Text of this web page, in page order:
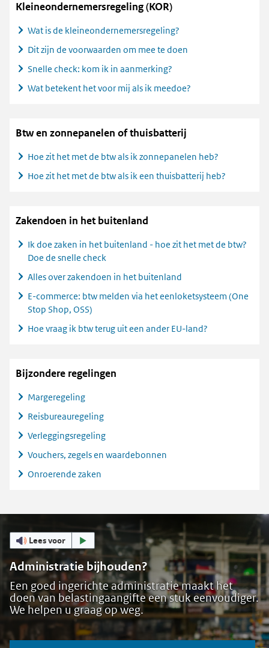
Kleineondernemersregeling (KOR)
Wat is de kleineondernemersregeling?
Dit zijn de voorwaarden om mee te doen
Snelle check: kom ik in aanmerking?
Wat betekent het voor mij als ik meedoe?
Btw en zonnepanelen of thuisbatterij
Hoe zit het met de btw als ik zonnepanelen heb?
Hoe zit het met de btw als ik een thuisbatterij heb?
Zakendoen in het buitenland
Ik doe zaken in het buitenland - hoe zit het met de btw?
Doe de snelle check
Alles over zakendoen in het buitenland
E-commerce: btw melden via het eenloketsysteem (One
Stop Shop, OSS)
Hoe vraag ik btw terug uit een ander EU-land?
Bijzondere regelingen
Margeregeling
Reisbureauregeling
Verleggingsregeling
Vouchers, zegels en waardebonnen
Onroerende zaken
Lees voor
Administratie bijhouden?
Een goed ingerichte administratie maakt het
doen van belastingaangifte een stuk eenvoudiger.
We helpen u graag op weg.